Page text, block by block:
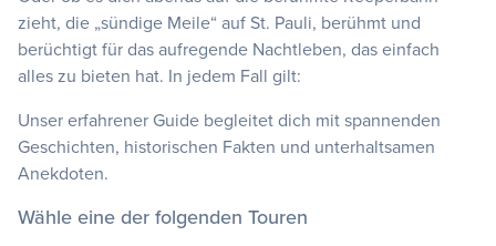
zieht, die „sündige Meile“ auf St. Pauli, berühmt und
berüchtigt für das aufregende Nachtleben, das einfach
alles zu bieten hat. In jedem Fall gilt:
Unser erfahrener Guide begleitet dich mit spannenden
Geschichten, historischen Fakten und unterhaltsamen
Anekdoten.
Wähle eine der folgenden Touren